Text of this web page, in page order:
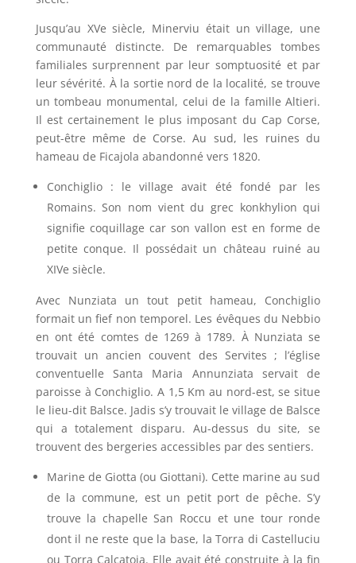
Jusqu’au XVe siècle, Minerviu était un village, une
communauté distincte. De remarquables tombes
familiales surprennent par leur somptuosité et par
leur sévérité. À la sortie nord de la localité, se trouve
un tombeau monumental, celui de la famille Altieri.
Il est certainement le plus imposant du Cap Corse,
peut-être même de Corse. Au sud, les ruines du
hameau de Ficajola abandonné vers 1820.
Conchiglio : le village avait été fondé par les
Romains. Son nom vient du grec konkhylion qui
signifie coquillage car son vallon est en forme de
petite conque. Il possédait un château ruiné au
XIVe siècle.
Avec Nunziata un tout petit hameau, Conchiglio
formait un fief non temporel. Les évêques du Nebbio
en ont été comtes de 1269 à 1789. À Nunziata se
trouvait un ancien couvent des Servites ; l’église
conventuelle Santa Maria Annunziata servait de
paroisse à Conchiglio. A 1,5 Km au nord-est, se situe
le lieu-dit Balsce. Jadis s’y trouvait le village de Balsce
qui a totalement disparu. Au-dessus du site, se
trouvent des bergeries accessibles par des sentiers.
Marine de Giotta (ou Giottani). Cette marine au sud
de la commune, est un petit port de pêche. S’y
trouve la chapelle San Roccu et une tour ronde
dont il ne reste que la base, la Torra di Castelluciu
ou Torra Calcatoia. Elle avait été construite à la fin